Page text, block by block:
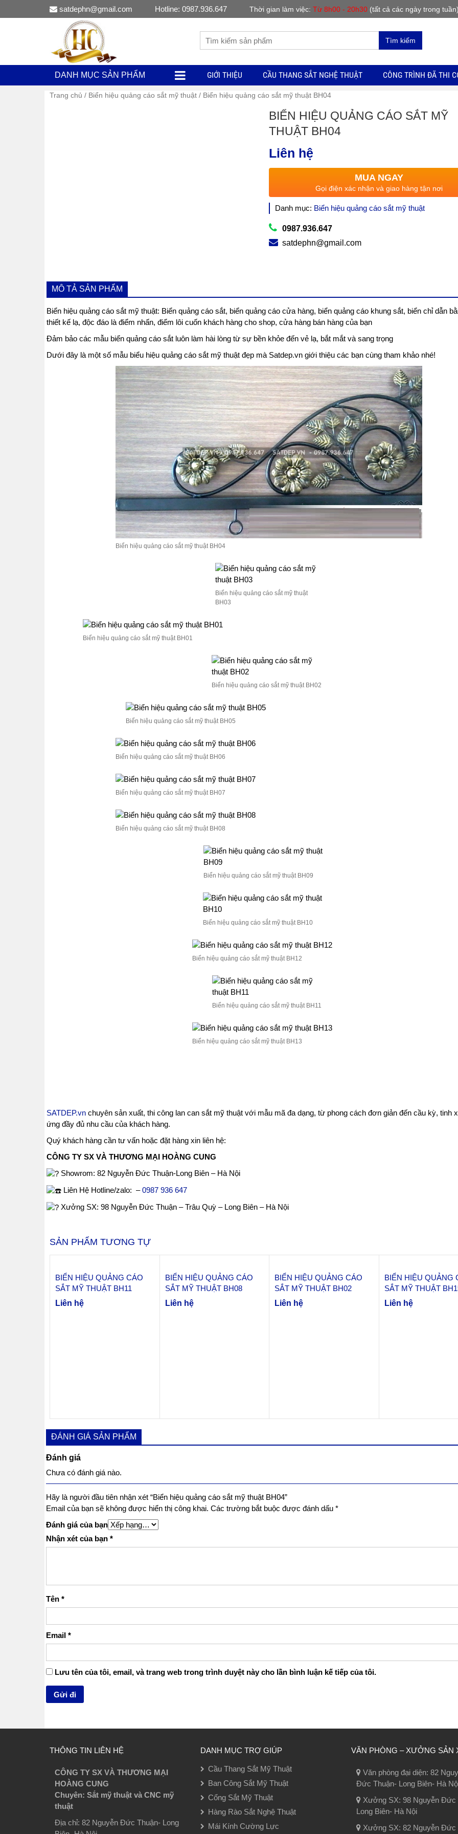
satdephn@gmail.com Hotline: 0987.936.647 Thời gian làm việc: Từ 8h00 - 20h30 (tất cả các ngày trong tuần)
Tìm kiếm
DANH MỤC SẢN PHẨM GIỚI THIỆU CẦU THANG SẮT NGHỆ THUẬT CÔNG TRÌNH ĐÃ THI
Trang chủ / Biển hiệu quảng cáo sắt mỹ thuật / Biển hiệu quảng cáo sắt mỹ thuật BH04
BIỂN HIỆU QUẢNG CÁO SẮT MỸ
THUẬT BH04
Liên hệ
MUA NGAY
Gọi điện xác nhận và giao hàng tận nơi
Danh mục: Biển hiệu quảng cáo sắt mỹ thuật
0987.936.647
satdephn@gmail.com
MÔ TẢ SẢN PHẨM
Biển hiệu quảng cáo sắt mỹ thuật: Biển quảng cáo sắt, biển quảng cáo cửa hàng, biển quảng cáo khung sắt, biển chỉ dẫn
thiết kế lạ, độc đáo là điểm nhấn, điểm lôi cuốn khách hàng cho shop, cửa hàng bán hàng của bạn
Đảm bảo các mẫu biển quảng cáo sắt luôn làm hài lòng từ sự bền khỏe đến vẻ lạ, bắt mắt và sang trọng
Dưới đây là một số mẫu biểu hiệu quảng cáo sắt mỹ thuật đẹp mà Satdep.vn giới thiệu các bạn cùng tham khảo nhé!
Biển hiệu quảng cáo sắt mỹ thuật BH04
Biển hiệu quảng cáo sắt mỹ thuật
BH03
Biển hiệu quảng cáo sắt mỹ thuật BH01
Biển hiệu quảng cáo sắt mỹ thuật BH02
Biển hiệu quảng cáo sắt mỹ thuật BH05
Biển hiệu quảng cáo sắt mỹ thuật BH06
Biển hiệu quảng cáo sắt mỹ thuật BH07
Biển hiệu quảng cáo sắt mỹ thuật BH08
Biển hiệu quảng cáo sắt mỹ thuật BH09
Biển hiệu quảng cáo sắt mỹ thuật BH10
Biển hiệu quảng cáo sắt mỹ thuật BH12
Biển hiệu quảng cáo sắt mỹ thuật BH11
Biển hiệu quảng cáo sắt mỹ thuật BH13
SATDEP.vnchuyên sản xuất, thi công lan can sắt mỹ thuật với mẫu mã đa dạng, từ phong cách đơn giản đến cầu kỳ, tinh
ứng đầy đủ nhu cầu của khách hàng.
Quý khách hàng cần tư vấn hoặc đặt hàng xin liên hệ:
CÔNG TY SX VÀ THƯƠNG MẠI HOÀNG CUNG
Showrom: 82 Nguyễn Đức Thuận-Long Biên – Hà Nội
Liên Hệ Hotline/zalo: –0987 936 647
Xưởng SX: 98 Nguyễn Đức Thuận – Trâu Quỳ – Long Biên – Hà Nội
SẢN PHẨM TƯƠNG TỰ
BIỂN HIỆU QUẢNG CÁO
SẮT MỸ THUẬT BH11
Liên hệ
BIỂN HIỆU QUẢNG CÁO
SẮT MỸ THUẬT BH08
Liên hệ
BIỂN HIỆU QUẢNG CÁO
SẮT MỸ THUẬT BH02
Liên hệ
BIỂN HIỆU QUẢNG
SẮT MỸ THUẬT
Liên hệ
ĐÁNH GIÁ SẢN PHẨM
Đánh giá
Chưa có đánh giá nào.
Hãy là người đầu tiên nhận xét “Biển hiệu quảng cáo sắt mỹ thuật BH04”
Email của bạn sẽ không được hiển thị công khai. Các trường bắt buộc được đánh dấu *
Đánh giá của bạn
Nhận xét của bạn *
Tên *
Email *
Lưu tên của tôi, email, và trang web trong trình duyệt này cho lần bình luận kế tiếp của tôi.
THÔNG TIN LIÊN HỆ
CÔNG TY SX VÀ THƯƠNG MẠI
HOÀNG CUNG
Chuyên: Sắt mỹ thuật và CNC mỹ
thuật
Địa chỉ: 82 Nguyễn Đức Thuận- Long
DANH MỤC TRỢ GIÚP
Cầu Thang Sắt Mỹ Thuật
Ban Công Sắt Mỹ Thuật
Cổng Sắt Mỹ Thuật
Hàng Rào Sắt Nghệ Thuật
Mái Kính Cường Lực
VĂN PHÒNG – XƯỞNG SẢN
Văn phòng đại diện: 82
Đức Thuận- Long Biên- Hà
Xưởng SX: 98 Nguyễn Đức
Long Biên- Hà Nội
Xưởng SX: 82 Nguyễn Đức